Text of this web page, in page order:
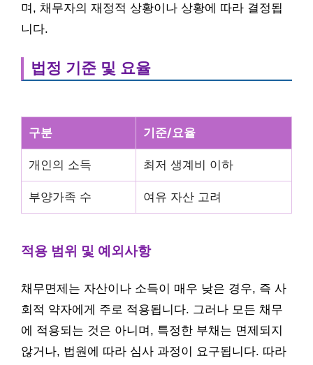
며, 채무자의 재정적 상황이나 상황에 따라 결정됩
니다.
법정 기준 및 요율
구분 기준/요율
개인의 소득 최저 생계비 이하
부양가족 수 여유 자산 고려
적용 범위 및 예외사항
채무면제는 자산이나 소득이 매우 낮은 경우, 즉 사
회적 약자에게 주로 적용됩니다. 그러나 모든 채무
에 적용되는 것은 아니며, 특정한 부채는 면제되지
않거나, 법원에 따라 심사 과정이 요구됩니다. 따라